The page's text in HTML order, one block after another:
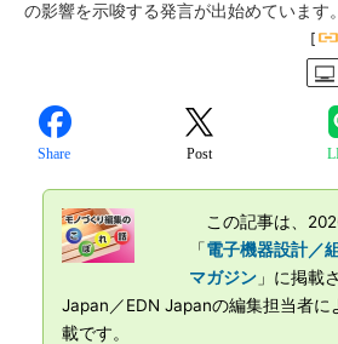
の影響を示唆する発言が出始めています。
[
Share Post
この記事は、
「電子機器設計／
マガジン 」に掲載
Japan／EDN Japanの編集担当者に
載です。